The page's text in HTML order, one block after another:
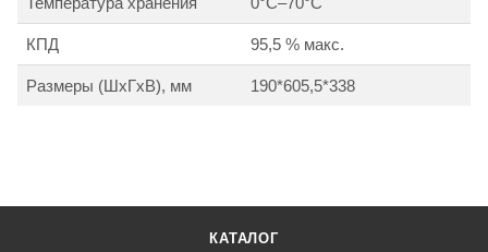
КПД 95,5 % макс.
Размеры (ШхГхВ), мм 190*605,5*338
КАТАЛОГ